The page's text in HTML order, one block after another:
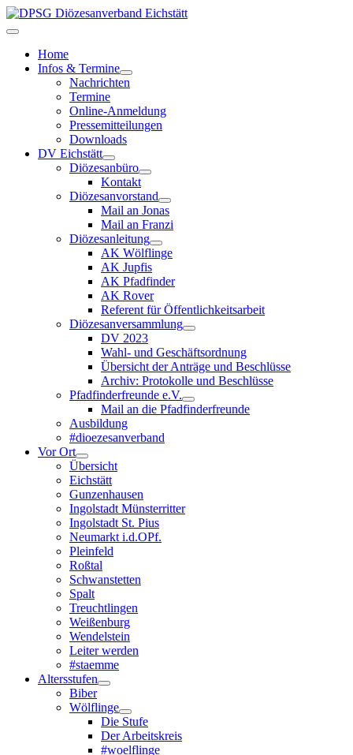
Home
Infos & Termine
Nachrichten
Termine
Online-Anmeldung
Pressemitteilungen
Downloads
DV Eichstätt
Diözesanbüro
Kontakt
Diözesanvorstand
Mail an Jonas
Mail an Franzi
Diözesanleitung
AK Wölflinge
AK Jupfis
AK Pfadfinder
AK Rover
Referent für Öffentlichkeitsarbeit
Diözesanversammlung
DV 2023
Wahl- und Geschäftsordnung
Übersicht der Anträge und Beschlüsse
Archiv: Protokolle und Beschlüsse
Pfadfinderfreunde e.V.
Mail an die Pfadfinderfreunde
Ausbildung
#dioezesanverband
Vor Ort
Übersicht
Eichstätt
Gunzenhausen
Ingolstadt Münsterritter
Ingolstadt St. Pius
Neumarkt i.d.OPf.
Pleinfeld
Roßtal
Schwanstetten
Spalt
Treuchtlingen
Weißenburg
Wendelstein
Leiter werden
#staemme
Altersstufen
Biber
Wölflinge
Die Stufe
Der Arbeitskreis
#woelflinge